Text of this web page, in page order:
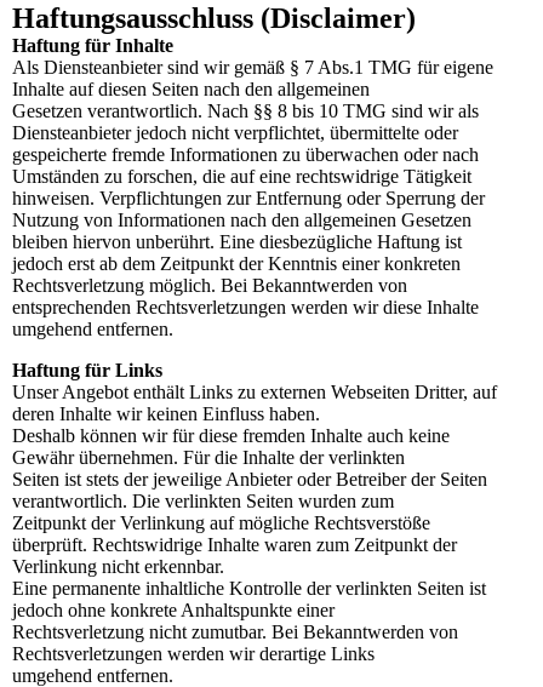
Haftungsausschluss (Disclaimer)
Haftung für Inhalte
Als Diensteanbieter sind wir gemäß § 7 Abs.1 TMG für eigene
Inhalte auf diesen Seiten nach den allgemeinen
Gesetzen verantwortlich. Nach §§ 8 bis 10 TMG sind wir als
Diensteanbieter jedoch nicht verpflichtet, übermittelte oder
gespeicherte fremde Informationen zu überwachen oder nach
Umständen zu forschen, die auf eine rechtswidrige Tätigkeit
hinweisen. Verpflichtungen zur Entfernung oder Sperrung der
Nutzung von Informationen nach den allgemeinen Gesetzen
bleiben hiervon unberührt. Eine diesbezügliche Haftung ist
jedoch erst ab dem Zeitpunkt der Kenntnis einer konkreten
Rechtsverletzung möglich. Bei Bekanntwerden von
entsprechenden Rechtsverletzungen werden wir diese Inhalte
umgehend entfernen.
Haftung für Links
Unser Angebot enthält Links zu externen Webseiten Dritter, auf
deren Inhalte wir keinen Einfluss haben.
Deshalb können wir für diese fremden Inhalte auch keine
Gewähr übernehmen. Für die Inhalte der verlinkten
Seiten ist stets der jeweilige Anbieter oder Betreiber der Seiten
verantwortlich. Die verlinkten Seiten wurden zum
Zeitpunkt der Verlinkung auf mögliche Rechtsverstöße
überprüft. Rechtswidrige Inhalte waren zum Zeitpunkt der
Verlinkung nicht erkennbar.
Eine permanente inhaltliche Kontrolle der verlinkten Seiten ist
jedoch ohne konkrete Anhaltspunkte einer
Rechtsverletzung nicht zumutbar. Bei Bekanntwerden von
Rechtsverletzungen werden wir derartige Links
umgehend entfernen.